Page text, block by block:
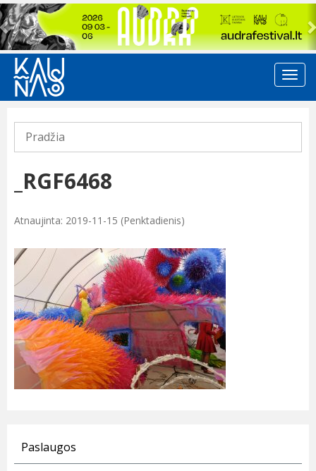
Previous
Pradžia
_RGF6468
Atnaujinta: 2019-11-15 (Penktadienis)
Paslaugos